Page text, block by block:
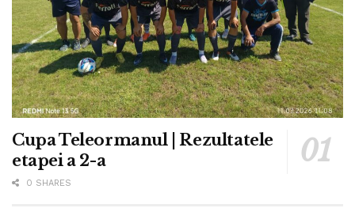
Cupa Teleormanul | Rezultatele
etapei a 2-a
0 SHARES